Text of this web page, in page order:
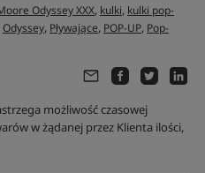
Odyssey XXX, kulki, kulki pop-
Odyssey, Pływające, POP-UP, Pop-
możliwość czasowej
w żądanej przez Klienta ilości,